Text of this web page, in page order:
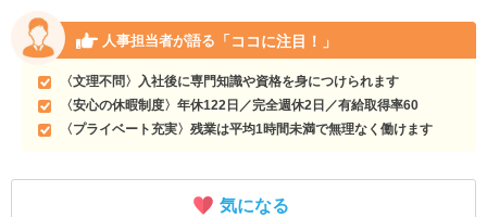
人事担当者が語る 「ココに注目！」
〈文理不問〉入社後に専門知識や資格を身につけられます
〈安心の休暇制度〉年休122日／完全週休2日／有給取得率60
〈プライベート充実〉残業は平均1時間未満で無理なく働けます
気になる